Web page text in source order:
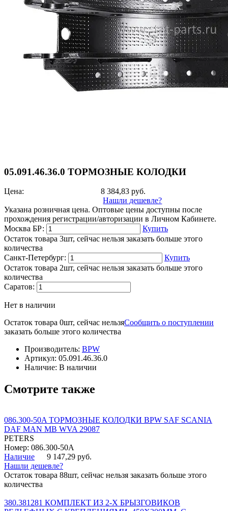
05.091.46.36.0 ТОРМОЗНЫЕ КОЛОДКИ
Цена: 8 384,83руб.
Нашли дешевле?
Указана розничная цена. Оптовые цены доступны после
прохождения регистрации/авторизации в Личном Кабинете.
Москва БР:
Купить
Остаток товара 3шт, сейчас нельзя заказать больше этого
количества
Санкт-Петербург:
Купить
Остаток товара 2шт, сейчас нельзя заказать больше этого
количества
Саратов:
Нет в наличии
Сообщить о поступлении
Остаток товара 0шт, сейчас нельзя
заказать больше этого количества
Производитель: BPW
Артикул: 05.091.46.36.0
Наличие: В наличии
Смотрите также
086.300-50A ТОРМОЗНЫЕ КОЛОДКИ BPW SAF SCANIA
DAF MAN MB WVA 29087
PETERS
Номер: 086.300-50A
Наличие
9 147,29 руб.
Нашли дешевле?
Остаток товара 88шт, сейчас нельзя заказать больше этого
количества
380.381281 КОМПЛЕКТ ИЗ 2-Х БРЫЗГОВИКОВ